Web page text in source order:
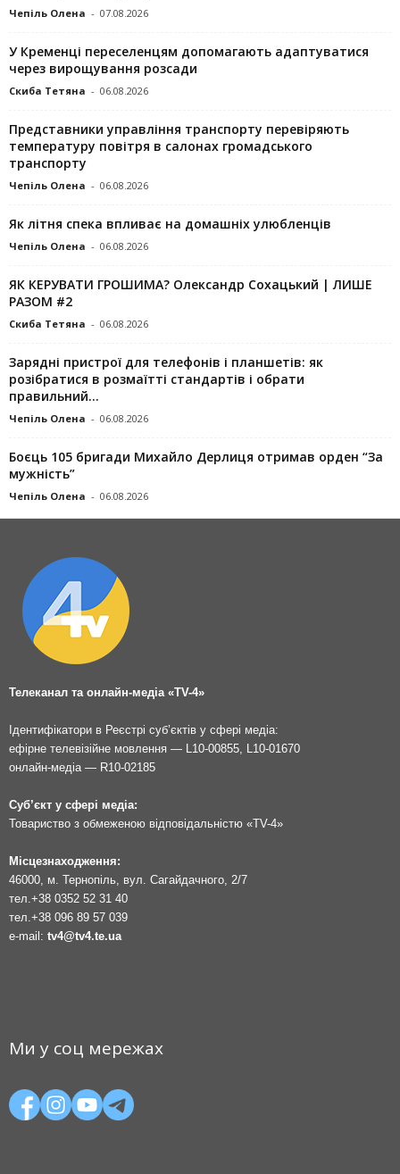
Чепіль Олена - 07.08.2026
У Кременці переселенцям допомагають адаптуватися
через вирощування розсади
Скиба Тетяна - 06.08.2026
Представники управління транспорту перевіряють
температуру повітря в салонах громадського
транспорту
Чепіль Олена - 06.08.2026
Як літня спека впливає на домашніх улюбленців
Чепіль Олена - 06.08.2026
ЯК КЕРУВАТИ ГРОШИМА? Олександр Сохацький | ЛИШЕ
РАЗОМ #2
Скиба Тетяна - 06.08.2026
Зарядні пристрої для телефонів і планшетів: як
розібратися в розмаїтті стандартів і обрати
правильний...
Чепіль Олена - 06.08.2026
Боєць 105 бригади Михайло Дерлиця отримав орден “За
мужність”
Чепіль Олена - 06.08.2026
Телеканал та онлайн-медіа «TV-4»
Ідентифікатори в Реєстрі суб’єктів у сфері медіа:
ефірне телевізійне мовлення — L10-00855, L10-01670
онлайн-медіа — R10-02185
Суб’єкт у сфері медіа:
Товариство з обмеженою відповідальністю «TV-4»
Місцезнаходження:
46000, м. Тернопіль, вул. Сагайдачного, 2/7
тел. +38 0352 52 31 40
тел. +38 096 89 57 039
e-mail: tv4@tv4.te.ua
Ми у соц мережах